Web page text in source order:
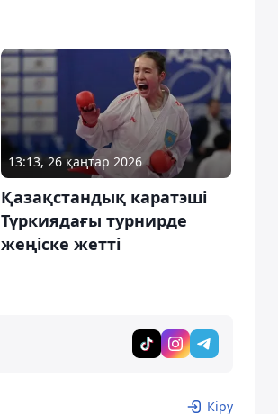
13:13, 26 қаңтар 2026
Қазақстандық каратэші
Түркиядағы турнирде
жеңіске жетті
Кіру